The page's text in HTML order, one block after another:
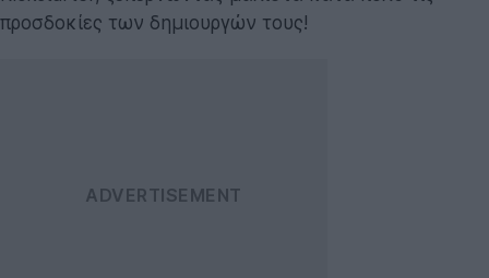
προσδοκίες των δημιουργών τους!